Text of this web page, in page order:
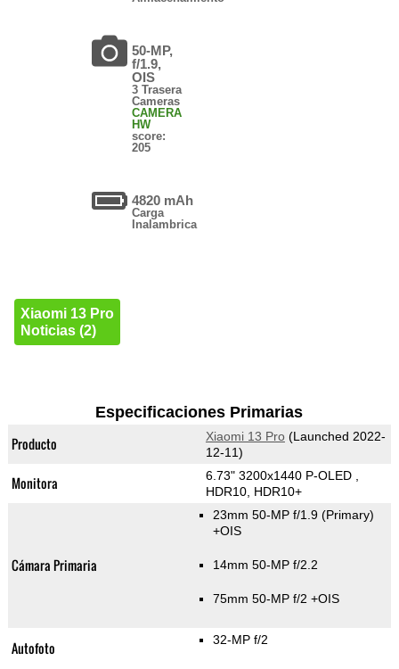
50-MP,
f/1.9,
OIS
3 Trasera
Cameras
CAMERA
HW
score:
205
4820 mAh
Carga
Inalambrica
Xiaomi 13 Pro
Noticias (2)
Especificaciones Primarias
Producto Xiaomi 13 Pro(Launched 2022-
12-11)
Monitora
6.73" 3200x1440 P-OLED ,
HDR10, HDR10+
Cámara Primaria
23mm 50-MP f/1.9(Primary)
+OIS
14mm 50-MP f/2.2
75mm 50-MP f/2 +OIS
Autofoto 32-MP f/2